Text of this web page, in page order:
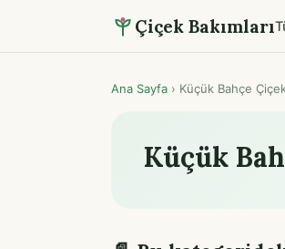
Çiçek Bakımları
Ana Sayfa › Küçük Bahçe
Küçük